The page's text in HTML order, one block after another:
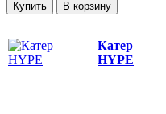
Катер
HYPE